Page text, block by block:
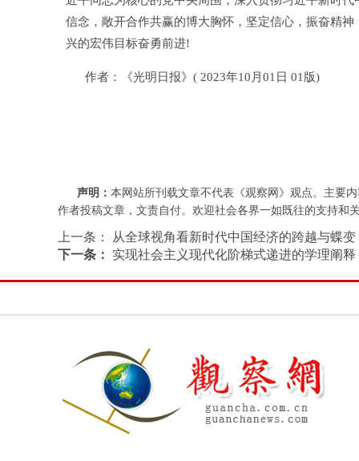
信念，敞开合作共赢的博大胸怀，坚定信心，振奋精
兴的宏伟目标奋勇前进!
作者：《光明日报》( 2023年10月01日 01版)
声明： 本网站所刊载文章不代表《观察网》观点。主要
作者投稿文章，文责自付。欢迎社会各界一如既往的支持和
上一条：
从全球视角看新时代中国经济的跨越与蝶变
下一条：
实现社会主义现代化阶梯式递进的学理阐释